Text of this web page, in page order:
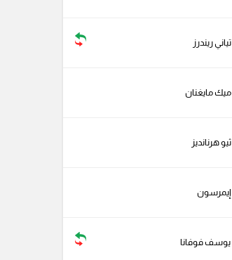
تياني ريندرز
ميك مايغنان
ثيو هرنانديز
إيمرسون
يوسف فوفانا